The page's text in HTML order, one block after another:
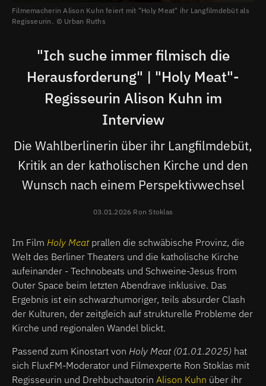
Filmemacherin Alison Kuhn feiert mit "Holy Meat" ihr Langfilmdebüt als
Regisseurin.
Urban Ruths
"Ich suche immer filmisch die
Herausforderung" | "Holy Meat"-
Regisseurin Alison Kuhn im
Interview
Die Wahlberlinerin über ihr Langfilmdebüt,
Kritik an der katholischen Kirche und den
Wunsch nach einem Perspektivwechsel
03.01.2026 Ron Stoklas
Im Film Holy Meatprallen die schwäbische Provinz, die
Welt des Berliner Theaters und die katholische Kirche
aufeinander - Technobeats und Schweine-Jesus from
Outer Space beim letzten Abendrave inklusive. Das
Ergebnis ist ein schwarzhumoriger, teils absurder Clash
der Kulturen, der zeitgleich auf strukturelle Probleme der
Kirche und regionalen Wandel blickt.
Passend zum Kinostart von Holy Meat (01.01.2025) hat
sich FluxFM-Moderator und Filmexperte Ron Stoklas mit
Regisseurin und Drehbuchautorin Alison Kuhn über ihr